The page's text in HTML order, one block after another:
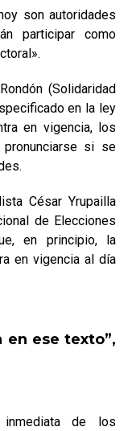
son autoridades
participar como
(Solidaridad
en la ley
en vigencia, los
si se
César Yrupailla
de Elecciones
en principio, la
en vigencia al día
en ese texto”,
de los